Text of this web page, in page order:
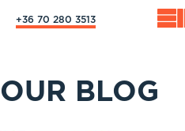
+36 70 280 3513
OUR BLOG